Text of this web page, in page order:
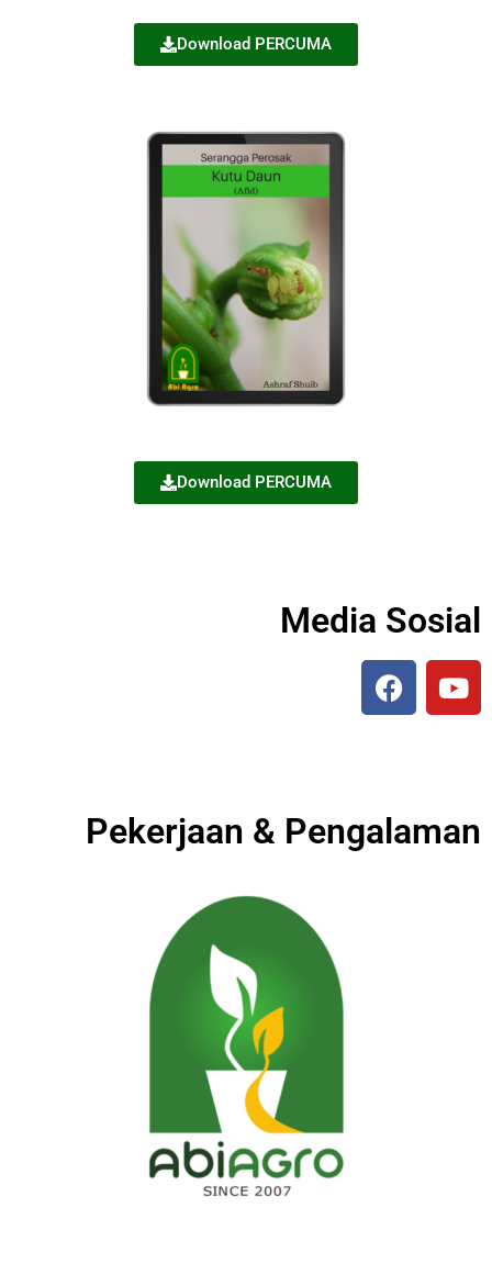
Download PERCUMA
Download PERCUMA
Media Sosial
Pekerjaan & Pengalaman